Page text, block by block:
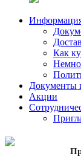
Как
Документы
Акции